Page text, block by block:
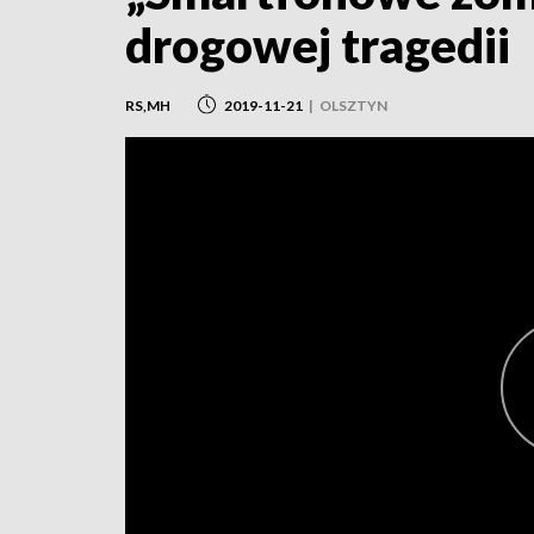
drogowej tragedii
RS,MH 2019-11-21 | OLSZTYN